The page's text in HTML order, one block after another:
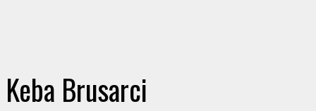
Keba Brusarci